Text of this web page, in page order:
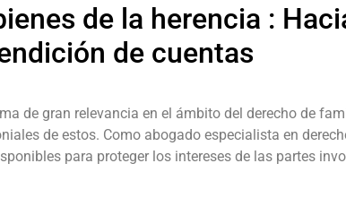
de la herencia :
de cuentas
de gran relevancia en el ámbito del derecho de
de estos. Como abogado especialista en
para proteger los intereses de las partes